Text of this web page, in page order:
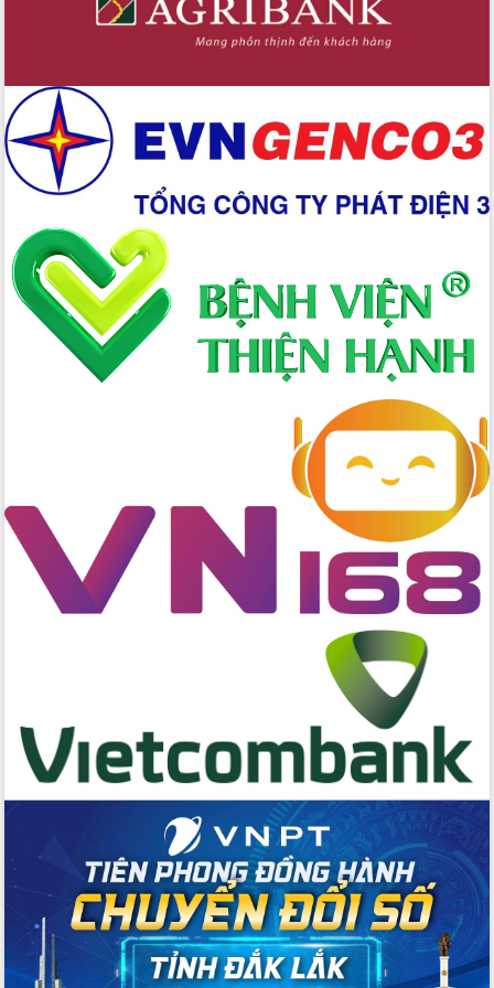
Xây dựng nền hành chính số đồng
hành cùng nông dân dân, doanh nghiệp
đấu có 77% xã đạt chuẩn nông thôn
Chuyển đổi số 'mở đường' cho nông
nghiệp Đắk Lắk tăng trưởng bứt phá
Triển khai đồng bộ đo đạc, lập hồ sơ
địa chính, hoàn thiện cơ sở dữ liệu đất
đai
Ứng dụng sinh trắc học - Bước tiến
trong hành trình chuyển đổi số tại Đắk
Lắk
Đắk Lắk nâng cao hiệu quả công tác
Đảng từ Sổ tay đảng viên điện tử
cấp xã
Đắk Lắk phát động hưởng ứng Ngày
Quyền của người tiêu dùng Việt Nam
2026
Đẩy mạnh cải cách hành chính, quyết
Phó Bí thư Tỉnh ủy Đắk Lắk Đỗ Hữu
Huy giữ chức Bí thư Đảng ủy Ủy Ban
Nhân dân tỉnh
Bệnh án điện tử thúc đẩy chuyển đổi
Chuyển đổi số thư viện: Mở rộng
không gian tri thức trong thời đại số
Đánh giá, rút kinh nghiệm công tác tổ
chức diễn tập trước ngày bầu cử
Chương trình “Gặp gỡ hữu nghị –
Friendship Meeting New Year 2026”